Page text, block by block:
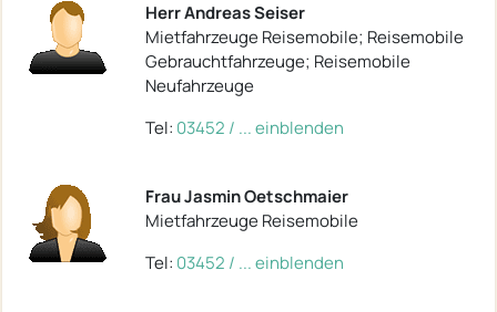
Herr Andreas Seiser
Mietfahrzeuge Reisemobile; Reisemobile
Gebrauchtfahrzeuge; Reisemobile
Neufahrzeuge
Tel: 03452 / ... einblenden
Frau Jasmin Oetschmaier
Mietfahrzeuge Reisemobile
Tel: 03452 / ... einblenden